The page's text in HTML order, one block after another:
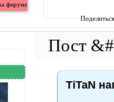
TiTaN